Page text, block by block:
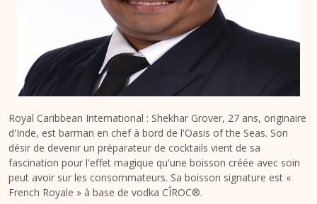
Royal Caribbean International : Shekhar Grover, 27 ans, originaire
d'Inde, est barman en chef à bord de l'Oasis of the Seas. Son
désir de devenir un préparateur de cocktails vient de sa
fascination pour l'effet magique qu'une boisson créée avec soin
peut avoir sur les consommateurs. Sa boisson signature est «
French Royale » à base de vodka CÎROC®.